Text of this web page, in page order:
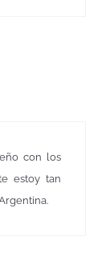
con los
estoy tan